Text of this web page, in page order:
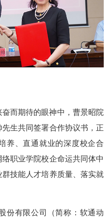
而期待的眼神中，曹景昭院
生共同签署合作协议书，正
养、直通就业的深度校企合
职业学院校企命运共同体中
技能人才培养质量、落实就
份有限公司
（简称：软通动